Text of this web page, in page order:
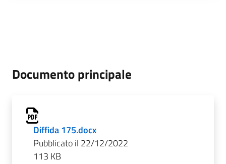
Documento principale
Diffida 175.docx
Pubblicato il 22/12/2022
113 KB